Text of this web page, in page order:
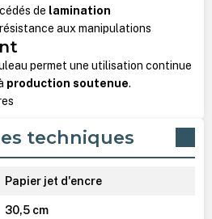
de lamination
aux manipulations
permet une utilisation continue
production soutenue.
techniques
Papier jet d'encre
30,5 cm